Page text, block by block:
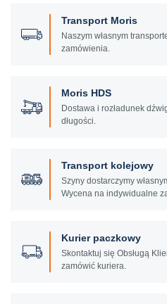
Transport Moris
Naszym własnym
zamówienia.
Moris HDS
Dostawa i rozładunek
długości.
Transport kolejowy
Szyny dostarczymy
Wycena na indywidualne
Kurier paczkowy
Skontaktuj się Obsługą
zamówić kuriera.